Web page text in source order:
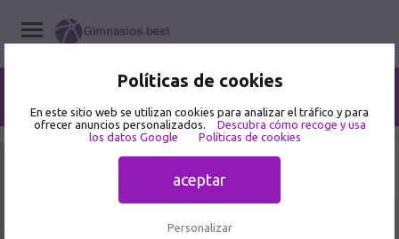
Políticas de cookies
En este sitio web se utilizan cookies para analizar el tráfico y para
ofrecer anuncios personalizados.
Descubra cómo recoge y usa
los datos Google
Políticas de cookies
aceptar
Personalizar
Entrenadores personales / Nuevo León /Santa Catarina
Cardio Fitness Maru
Cardio Fitness Maru - Entrenador
personal en San Angel